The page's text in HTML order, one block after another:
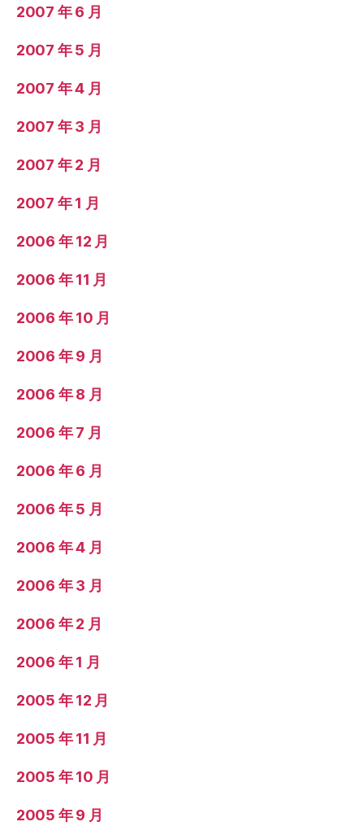
2007 年 6 月
2007 年 5 月
2007 年 4 月
2007 年 3 月
2007 年 2 月
2007 年 1 月
2006 年 12 月
2006 年 11 月
2006 年 10 月
2006 年 9 月
2006 年 8 月
2006 年 7 月
2006 年 6 月
2006 年 5 月
2006 年 4 月
2006 年 3 月
2006 年 2 月
2006 年 1 月
2005 年 12 月
2005 年 11 月
2005 年 10 月
2005 年 9 月